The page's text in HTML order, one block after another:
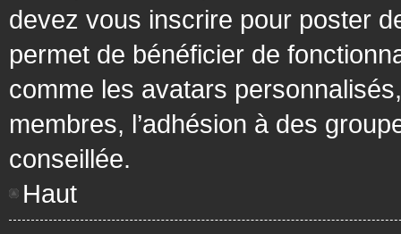
devez vous inscrire pour poster
permet de bénéficier de
comme les avatars
membres, l’adhésion à des
conseillée.
Haut